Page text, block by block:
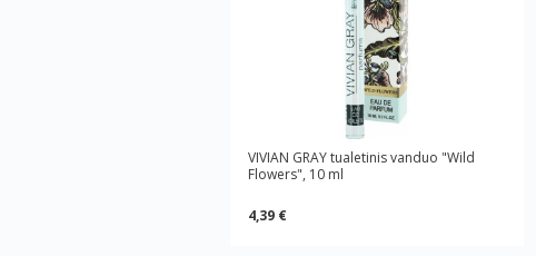
VIVIAN GRAY tualetinis vanduo "Wild
Flowers", 10 ml
4,39 €